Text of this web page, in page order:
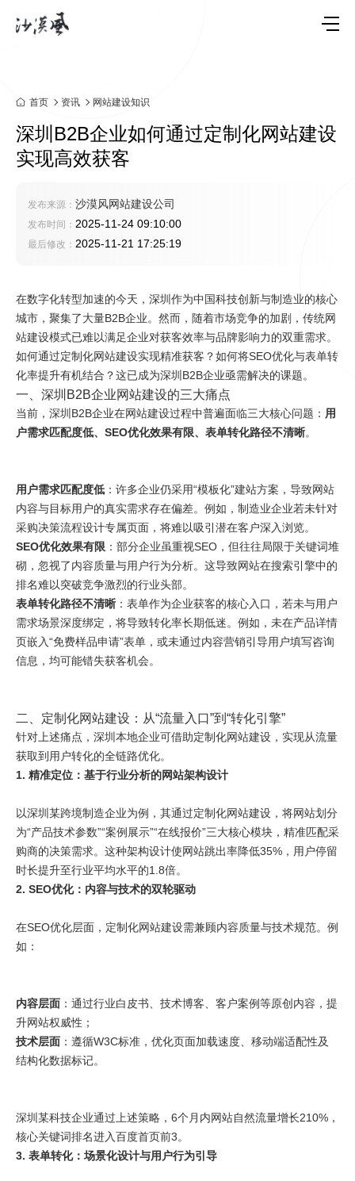
首页 资讯 网站建设知识
深圳B2B企业如何通过定制化网站建设
实现高效获客
发布来源： 沙漠风网站建设公司
发布时间： 2025-11-24 09:10:00
最后修改： 2025-11-21 17:25:19
在数字化转型加速的今天，深圳作为中国科技创新与制造业的核心
城市，聚集了大量B2B企业。然而，随着市场竞争的加剧，传统网
站建设模式已难以满足企业对获客效率与品牌影响力的双重需求。
如何通过定制化网站建设实现精准获客？如何将SEO优化与表单转
化率提升有机结合？这已成为深圳B2B企业亟需解决的课题。
一、深圳B2B企业网站建设的三大痛点
当前，深圳B2B企业在网站建设过程中普遍面临三大核心问题： 用
户需求匹配度低、SEO优化效果有限、表单转化路径不清晰。
用户需求匹配度低 ：许多企业仍采用“模板化”建站方案，导致网站
内容与目标用户的真实需求存在偏差。例如，制造业企业若未针对
采购决策流程设计专属页面，将难以吸引潜在客户深入浏览。
SEO优化效果有限 ：部分企业虽重视SEO，但往往局限于关键词堆
砌，忽视了内容质量与用户行为分析。这导致网站在搜索引擎中的
排名难以突破竞争激烈的行业头部。
表单转化路径不清晰 ：表单作为企业获客的核心入口，若未与用户
需求场景深度绑定，将导致转化率长期低迷。例如，未在产品详情
页嵌入“免费样品申请”表单，或未通过内容营销引导用户填写咨询
信息，均可能错失获客机会。
二、定制化网站建设：从“流量入口”到“转化引擎”
针对上述痛点，深圳本地企业可借助定制化网站建设，实现从流量
获取到用户转化的全链路优化。
1. 精准定位：基于行业分析的网站架构设计
以深圳某跨境制造企业为例，其通过定制化网站建设，将网站划分
为“产品技术参数”“案例展示”“在线报价”三大核心模块，精准匹配采
购商的决策需求。这种架构设计使网站跳出率降低35%，用户停留
时长提升至行业平均水平的1.8倍。
2. SEO优化：内容与技术的双轮驱动
在SEO优化层面，定制化网站建设需兼顾内容质量与技术规范。例
如：
内容层面 ：通过行业白皮书、技术博客、客户案例等原创内容，提
升网站权威性；
技术层面 ：遵循W3C标准，优化页面加载速度、移动端适配性及
结构化数据标记。
深圳某科技企业通过上述策略，6个月内网站自然流量增长210%，
核心关键词排名进入百度首页前3。
3. 表单转化：场景化设计与用户行为引导